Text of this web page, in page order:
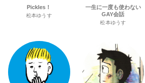
Pickles！
松本ゆうす
一生に一度も使わない
GAY会話
松本ゆうす